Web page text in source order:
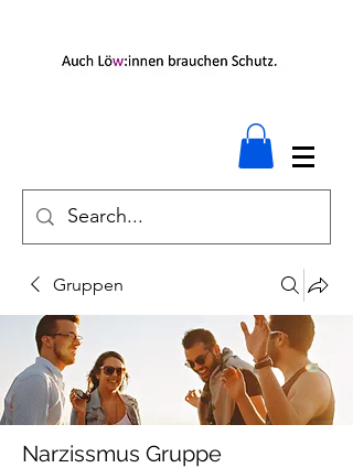
Gruppen
Narzissmus Gruppe